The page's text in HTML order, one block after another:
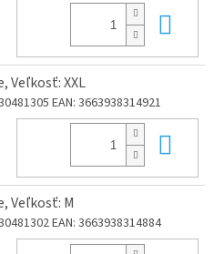
Veľkosť: XXL
EAN: 3663938314921
Veľkosť: M
EAN: 3663938314884